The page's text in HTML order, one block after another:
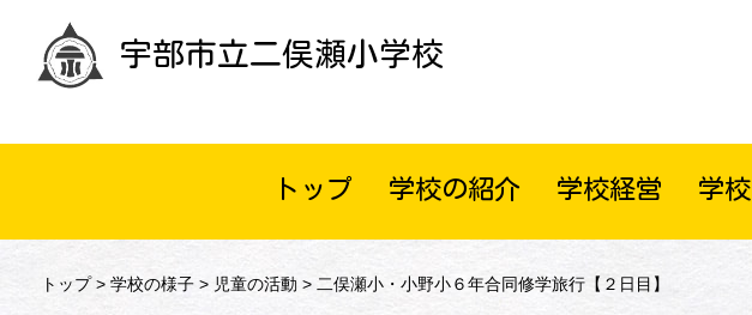
宇部市立二俣瀬小学校
トップ 学校の紹介 学校経営 学
トップ> 学校の様子> 児童の活動 > 二俣瀬小・小野小６年合同修学旅行【２日目】